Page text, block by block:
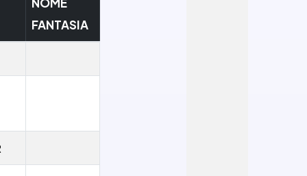
FANTASIA